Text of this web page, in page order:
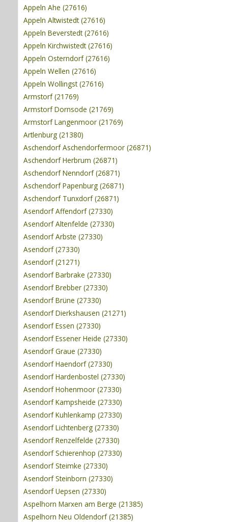
Appeln Ahe (27616)
Appeln Altwistedt (27616)
Appeln Beverstedt (27616)
Appeln Kirchwistedt (27616)
Appeln Osterndorf (27616)
Appeln Wellen (27616)
Appeln Wollingst (27616)
Armstorf (21769)
Armstorf Dornsode (21769)
Armstorf Langenmoor (21769)
Artlenburg (21380)
Aschendorf Aschendorfermoor (26871)
Aschendorf Herbrum (26871)
Aschendorf Nenndorf (26871)
Aschendorf Papenburg (26871)
Aschendorf Tunxdorf (26871)
Asendorf Affendorf (27330)
Asendorf Altenfelde (27330)
Asendorf Arbste (27330)
Asendorf (27330)
Asendorf (21271)
Asendorf Barbrake (27330)
Asendorf Brebber (27330)
Asendorf Brüne (27330)
Asendorf Dierkshausen (21271)
Asendorf Essen (27330)
Asendorf Essener Heide (27330)
Asendorf Graue (27330)
Asendorf Haendorf (27330)
Asendorf Hardenbostel (27330)
Asendorf Hohenmoor (27330)
Asendorf Kampsheide (27330)
Asendorf Kuhlenkamp (27330)
Asendorf Lichtenberg (27330)
Asendorf Renzelfelde (27330)
Asendorf Schierenhop (27330)
Asendorf Steimke (27330)
Asendorf Steinborn (27330)
Asendorf Uepsen (27330)
Aspelhorn Marxen am Berge (21385)
Aspelhorn Neu Oldendorf (21385)